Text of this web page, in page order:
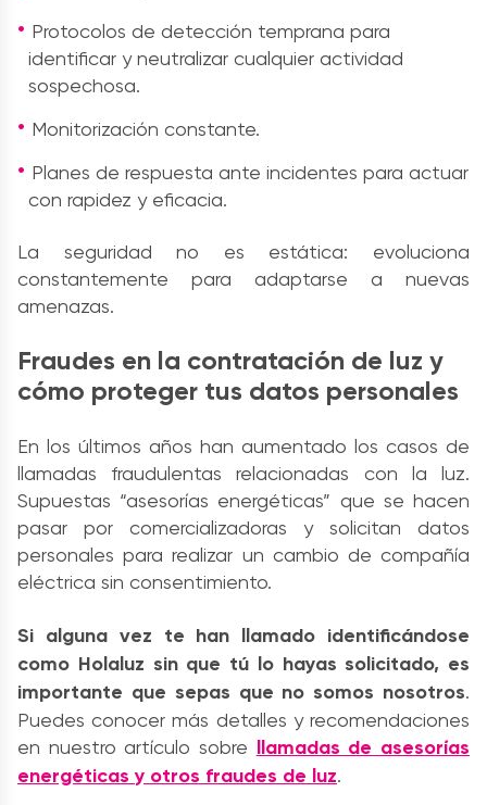
Protocolos de detección temprana para
identificar y neutralizar cualquier actividad
sospechosa.
Monitorización constante.
Planes de respuesta ante incidentes para actuar
con rapidez y eficacia.
La seguridad no es estática: evoluciona
constantemente para adaptarse a nuevas
amenazas.
Fraudes en la contratación de luz y
cómo proteger tus datos personales
En los últimos años han aumentado los casos de
llamadas fraudulentas relacionadas con la luz.
Supuestas “asesorías energéticas” que se hacen
pasar por comercializadoras y solicitan datos
personales para realizar un cambio de compañía
eléctrica sin consentimiento.
Si alguna vez te han llamado identificándose
como Holaluz sin que tú lo hayas solicitado, es
importante que sepas que no somos nosotros.
Puedes conocer más detalles y recomendaciones
en nuestro artículo sobre llamadas de asesorías
energéticas y otros fraudes de luz.